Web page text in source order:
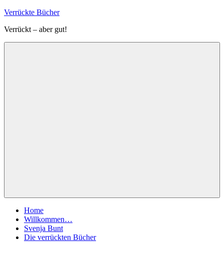
Zum
springen
Verrückte Bücher
Verrückt – aber gut!
Home
Willkommen…
Svenja Bunt
Die verrückten Bücher